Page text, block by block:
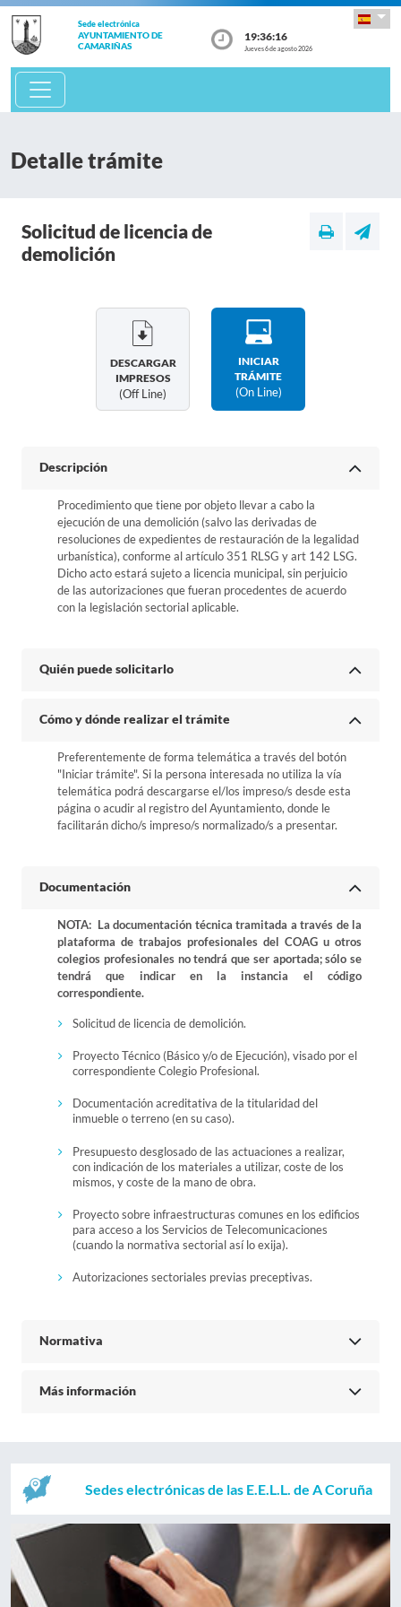
Sede electrónica
AYUNTAMIENTO DE
CAMARIÑAS
19:36:16
Jueves 6 de agosto 2026
Detalle trámite
Solicitud de licencia de
demolición
DESCARGAR
IMPRESOS
(off Line)
INICIAR
TRÁMITE
(on Line)
Descripción
Procedimiento que tiene por objeto llevar a cabo la
ejecución de una demolición (salvo las derivadas de
resoluciones de expedientes de restauración de la legalidad
urbanística), conforme al artículo 351 RLSG y art 142 LSG.
Dicho acto estará sujeto a licencia municipal, sin perjuicio
de las autorizaciones que fueran procedentes de acuerdo
con la legislación sectorial aplicable.
Quién puede solicitarlo
Cómo y dónde realizar el trámite
Preferentemente de forma telemática a través del botón
"Iniciar trámite". Si la persona interesada no utiliza la vía
telemática podrá descargarse el/los impreso/s desde esta
página o acudir al registro del Ayuntamiento, donde le
facilitarán dicho/s impreso/s normalizado/s a presentar.
Documentación
NOTA: La documentación técnica tramitada a través de la
plataforma de trabajos profesionales del COAG u otros
colegios profesionales no tendrá que ser aportada; sólo se
tendrá que indicar en la instancia el código
correspondiente.
Solicitud de licencia de demolición.
Proyecto Técnico (Básico y/o de Ejecución), visado por el
correspondiente Colegio Profesional.
Documentación acreditativa de la titularidad del
inmueble o terreno (en su caso).
Presupuesto desglosado de las actuaciones a realizar,
con indicación de los materiales a utilizar, coste de los
mismos, y coste de la mano de obra.
Proyecto sobre infraestructuras comunes en los edificios
para acceso a los Servicios de Telecomunicaciones
(cuando la normativa sectorial así lo exija).
Autorizaciones sectoriales previas preceptivas.
Normativa
Más información
Sedes electrónicas de las E.E.L.L. de A Coruña